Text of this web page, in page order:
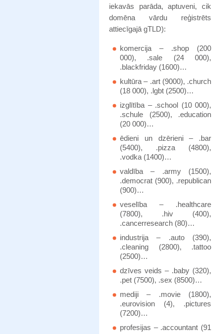
iekavās parāda, aptuveni, cik
domēna vārdu reģistrēts
attiecīgajā gTLD):
komercija – .shop (200
000), .sale (24 000),
.blackfriday (1600)…
kultūra – .art (9000), .church
(18 000), .lgbt (2500)…
izglītība – .school (10 000),
.schule (2500), .education
(20 000)…
ēdieni un dzērieni – .bar
(5400), .pizza (4800),
.vodka (1400)…
valdība – .army (1500),
.democrat (900), .republican
(900)…
veselība – .healthcare
(7800), .hiv (400),
.cancerresearch (80)…
industrija – .auto (390),
.cleaning (2800), .tattoo
(2500)…
dzīves veids – .baby (320),
.pet (7500), .sex (8500)…
mediji – .movie (1800),
.eurovision (4), .pictures
(7200)…
profesijas – .accountant (91